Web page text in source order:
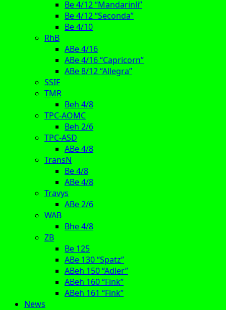
Be 4/12 “Mandarinli”
Be 4/12 “Seconda”
Be 4/10
RhB
ABe 4/16
ABe 4/16 “Capricorn”
ABe 8/12 “Allegra”
SSIF
TMR
Beh 4/8
TPC-AOMC
Beh 2/6
TPC-ASD
ABe 4/8
TransN
Be 4/8
ABe 4/8
Travys
ABe 2/6
WAB
Bhe 4/8
ZB
Be 125
ABe 130 “Spatz”
ABeh 150 “Adler”
ABeh 160 “Fink”
ABeh 161 “Fink”
News